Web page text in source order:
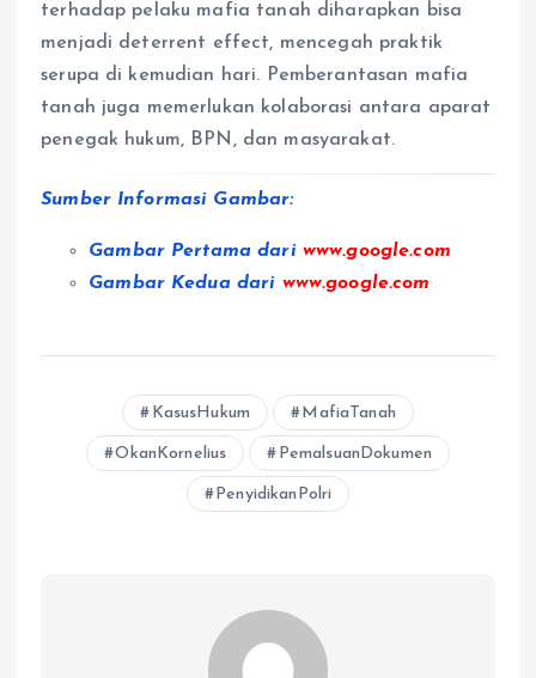
terhadap pelaku mafia tanah diharapkan bisa
menjadi deterrent effect, mencegah praktik
serupa di kemudian hari. Pemberantasan mafia
tanah juga memerlukan kolaborasi antara aparat
penegak hukum, BPN, dan masyarakat.
Sumber Informasi Gambar:
Gambar Pertama dari www.google.com
Gambar Kedua dari www.google.com
KasusHukum MafiaTanah
OkanKornelius PemalsuanDokumen
PenyidikanPolri